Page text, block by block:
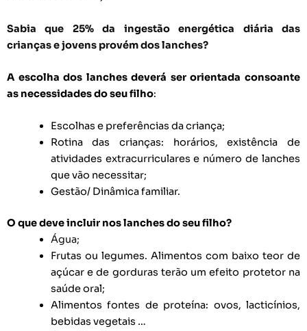
Sabia que 25% da ingestão energética diária das
crianças e jovens provém dos lanches?
A escolha dos lanches deverá ser orientada consoante
as necessidades do seu filho:
Escolhas e preferências da criança;
Rotina das crianças: horários, existência de
atividades extracurriculares e número de lanches
que vão necessitar;
Gestão/ Dinâmica familiar.
O que deve incluir nos lanches do seu filho?
Água;
Frutas ou legumes. Alimentos com baixo teor de
açúcar e de gorduras terão um efeito protetor na
saúde oral;
Alimentos fontes de proteína: ovos, lacticínios,
bebidas vegetais …